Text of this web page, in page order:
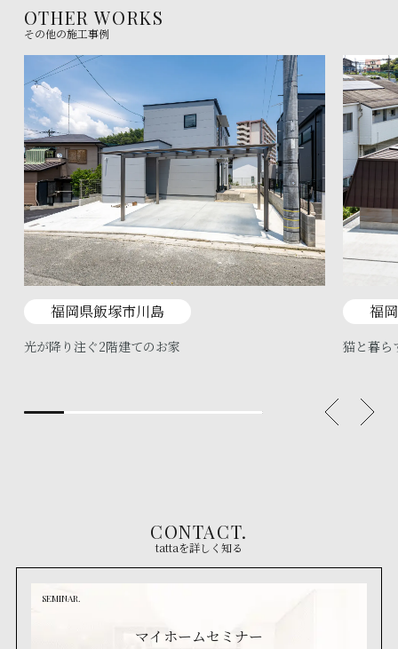
OTHER WORKS
その他の施工事例
福岡県飯塚市川島
光が降り注ぐ2階建てのお家
福
猫と暮ら
CONTACT.
tattaを詳しく知る
SEMINAR.
マイホームセミナー